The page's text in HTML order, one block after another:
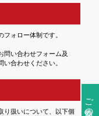
ご注文前の確認事項
ォロー体制です。
問い合わせフォーム及
合わせください。
り扱いについて、以下個